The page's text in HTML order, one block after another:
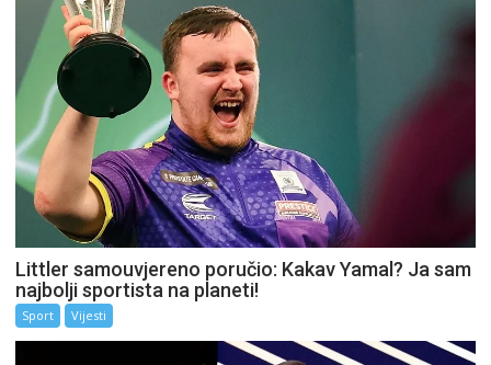
Littler samouvjereno poručio: Kakav Yamal? Ja sam
najbolji sportista na planeti!
Sport Vijesti